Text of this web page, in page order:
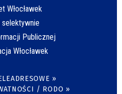
Włocławek
selektywnie
Publicznej
Włocławek
»
/ RODO »